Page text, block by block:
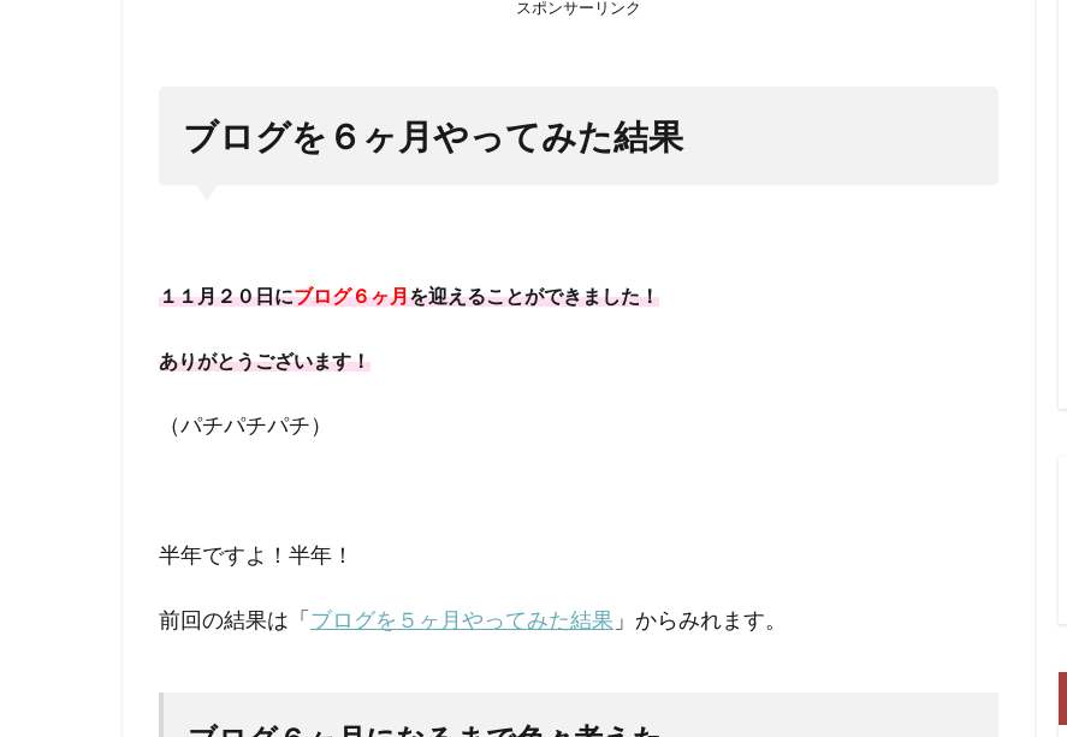
ヶ月
た
ブロ
ヶ月
1.3
グ６
ス数
スポンサーリンク
ブログを６ヶ月やってみた結果
１１月２０日にブログ６ヶ月を迎えることができました！
ありがとうございます！
（パチパチパチ）
半年ですよ！半年！
前回の結果は「 ブログを５ヶ月やってみた結果 」からみれます。